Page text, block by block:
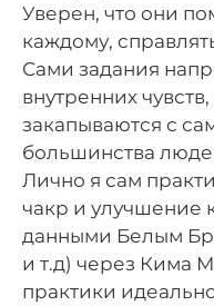
Уверен, что они
каждому,
Сами задания
внутренних
закапываются с
большинства
Лично я сам
чакр и улучшение
данными Белым
и т.д) через Кима
практики